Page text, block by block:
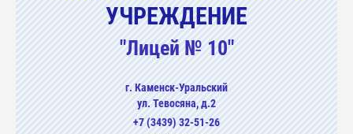
УЧРЕЖДЕНИЕ
"Лицей № 10"
г. Каменск-Уральский
ул. Тевосяна, д.2
+7 (3439) 32-51-26